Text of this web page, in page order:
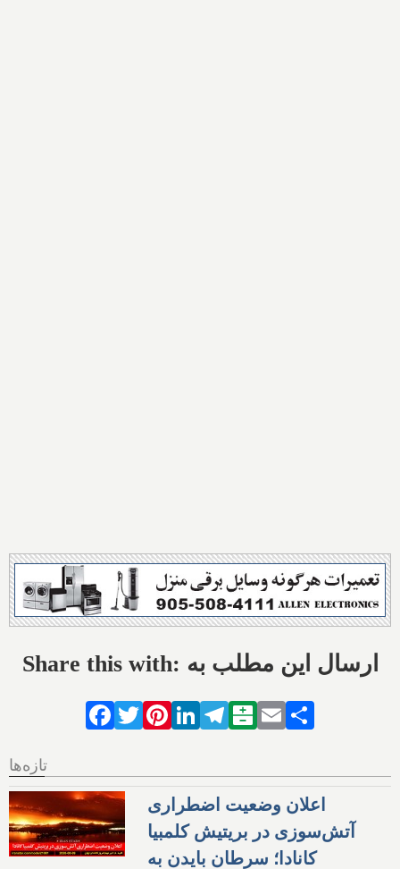
Share this with: ارسال این مطلب به
Facebook
TwitterPinterestLinkedIn
Telegram
Balatarin
Email
تازه‌ها
اعلان وضعیت اضطراری
آتش‌سوزی در بریتیش کلمبیا
کانادا؛ سرطان بایدن به